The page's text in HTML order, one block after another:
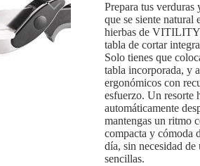
Prepara tus verduras
que se siente natural
hierbas de VITILITY
tabla de cortar
Solo tienes que
tabla incorporada, y
ergonómicos con
esfuerzo. Un resorte
automáticamente
mantengas un ritmo
compacta y cómoda
día, sin necesidad
sencillas.